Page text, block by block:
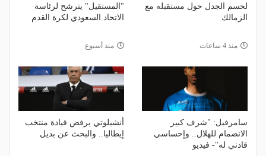
لحسم الجدل حول مستقبله مع
الزمالك
منذ 4 ساعات
"المستقيل" يترشح لرئاسة
الاتحاد السعودي لكرة القدم
منذ أسبوع
سامرفيل: "شرف كبير
الانضمام للهلال.. وإحساسي
قادني له"- فيديو
أنشيلوتي يرفض قيادة منتخب
إيطاليا.. والبحث عن بديل